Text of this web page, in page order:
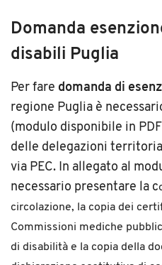
Domanda
disabili Puglia
Per fare domanda di
regione Puglia è
(modulo disponibile in
delle delegazioni
via PEC. In allegato al
necessario presentare la c
circolazione, la copia dei
Commissioni mediche
di disabilità e la copia della